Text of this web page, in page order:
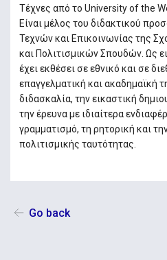
Τέχνες από το University of the
Eίναι μέλος του διδακτικού
Τεχνών και Επικοινωνίας της
και Πολιτισμικών Σπουδών. Ως
έχει εκθέσει σε εθνικό και σε
επαγγελματική και ακαδημαϊκή
διδασκαλία, την εικαστική
την έρευνα με ιδιαίτερα
γραμματισμό, τη ρητορική και
πολιτισμικής ταυτότητας.
Go back